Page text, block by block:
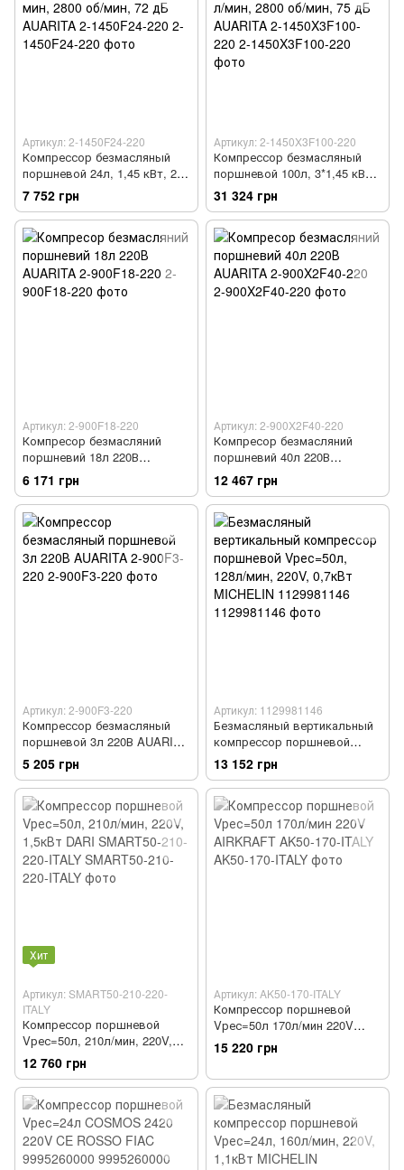
Артикул: 2-1450F24-220
Компрессор безмасляный
поршневой 24л, 1,45 кВт, 220
В, 140 л/мин, 2800 об/мин, 72
дБ AUARITA 2-1450F24-220
7 752 грн
Артикул: 2-1450X3F100-220
Компрессор безмасляный
поршневой 100л, 3*1,45 кВт,
220 В, 500 л/мин, 2800 об/
мин, 75 дБ AUARITA 2-
1450X3F100-220
31 324 грн
Артикул: 2-900F18-220
Компресор безмасляний
поршневий 18л 220В
AUARITA 2-900F18-220
6 171 грн
Артикул: 2-900X2F40-220
Компресор безмасляний
поршневий 40л 220В
AUARITA 2-900X2F40-220
12 467 грн
Артикул: 2-900F3-220
Компрессор безмасляный
поршневой 3л 220В AUARITA
2-900F3-220
5 205 грн
Артикул: 1129981146
Безмасляный вертикальный
компрессор поршневой
Vрес=50л, 128л/мин, 220V,
0,7кВт MICHELIN 1129981146
13 152 грн
Хит
Артикул: SMART50-210-220-
ITALY
Компрессор поршневой
Vрес=50л, 210л/мин, 220V,
1,5кВт DARI SMART50-210-
220-ITALY
12 760 грн
Артикул: AK50-170-ITALY
Компрессор поршневой
Vрес=50л 170л/мин 220V
AIRKRAFT AK50-170-ITALY
15 220 грн